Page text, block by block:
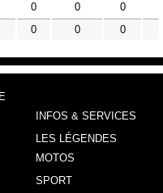
0 0
0
0 0 0
INFOS & SERVICES
LES LÉGENDES
MOTOS
SPORT